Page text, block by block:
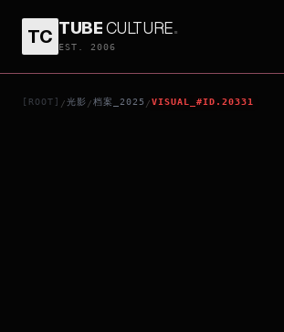
TC TUBECULTURE.
EST. 2006
[ROOT] /光影 /档案_2025 /VISUAL_#ID.20331
JIMPA